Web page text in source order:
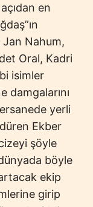
en
Jan Nahum,
Oral, Kadri
isimler
damgalarını
yerli
Ekber
şöyle
böyle
ekip
girip